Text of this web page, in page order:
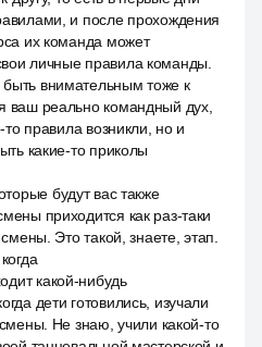
и после прохождения
их команда может
личные правила команды.
внимательным тоже к
ваш реально командный дух,
то правила возникли, но и
какие-то приколы
будут вас также
приходится как раз-таки
Это такой, знаете, этап.
какой-нибудь
дети готовились, изучали
Не знаю, учили какой-то